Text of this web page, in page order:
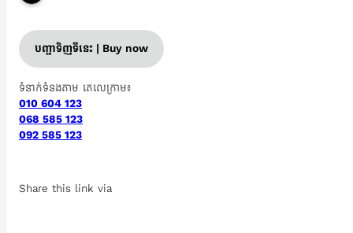
បញ្ជាទិញទីនេះ | Buy now
ទំនាក់ទំនងតាម តេលេក្រាម៖
010 604 123
068 585 123
092 585 123
Share this link via